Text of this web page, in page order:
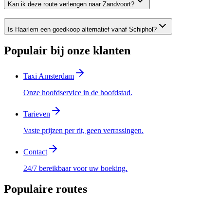
Kan ik deze route verlengen naar Zandvoort?
Is Haarlem een goedkoop alternatief vanaf Schiphol?
Populair bij onze klanten
Taxi Amsterdam
Onze hoofdservice in de hoofdstad.
Tarieven
Vaste prijzen per rit, geen verrassingen.
Contact
24/7 bereikbaar voor uw boeking.
Populaire routes